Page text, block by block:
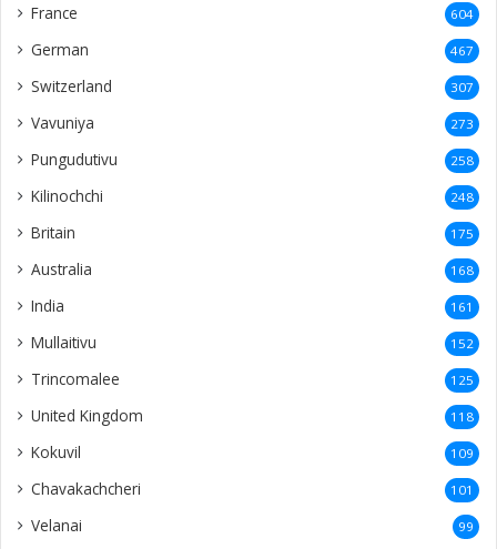
France 604
German 467
Switzerland 307
Vavuniya 273
Pungudutivu 258
Kilinochchi 248
Britain 175
Australia 168
India 161
Mullaitivu 152
Trincomalee 125
United Kingdom 118
Kokuvil 109
Chavakachcheri 101
Velanai 99